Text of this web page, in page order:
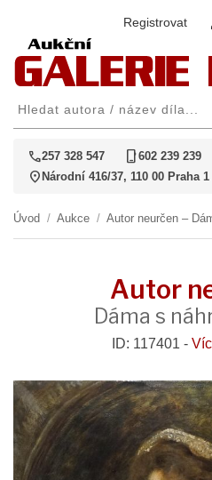
Registrovat
call257 328 547 phone_iphone602 239 239
location_on Národní 416/37, 110 00 Praha 1
Úvod / Aukce / Autor neurčen –
Autor
Dáma s
ID: 117401 -